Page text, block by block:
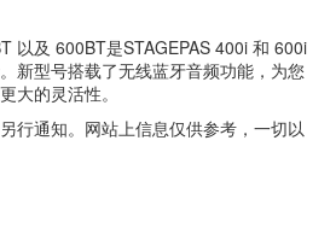
以及 600BT是STAGEPAS 400i 和 600i
新型号搭载了无线蓝牙音频功能，为您
大的灵活性。
行通知。网站上信息仅供参考，一切以